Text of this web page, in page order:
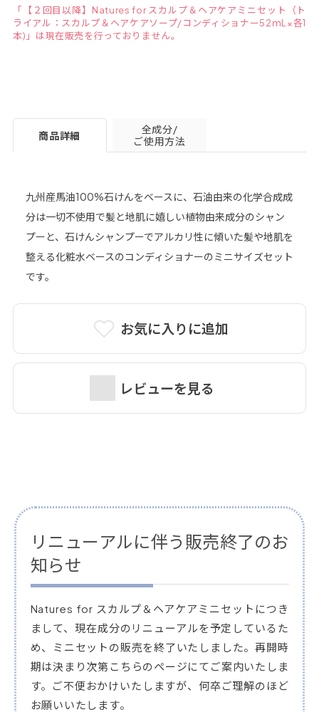
お気に入りに追加
レビューを見る
「【２回目以降】Natures for スカルプ＆ヘアケアミニセット（ト
ライアル：スカルプ＆ヘアケアソープ/コンディショナー52ｍL×各1
本)」は現在販売を行っておりません。
商品詳細
全成分/
ご使用方法
九州産馬油100%石けんをベースに、石油由来の化学合成成
分は一切不使用で髪と地肌に嬉しい植物由来成分のシャン
プーと、石けんシャンプーでアルカリ性に傾いた髪や地肌を
整える化粧水ベースのコンディショナーのミニサイズセット
です。
リニューアルに伴う販売終了のお
知らせ
Natures for スカルプ＆ヘアケアミニセットにつき
まして、現在成分のリニューアルを予定しているた
め、ミニセットの販売を終了いたしました。再開時
期は決まり次第こちらのページにてご案内いたしま
す。ご不便おかけいたしますが、何卒ご理解のほど
お願いいたします。